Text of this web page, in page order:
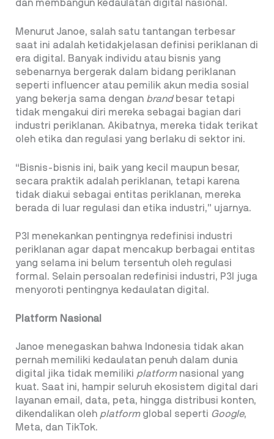
dan membangun kedaulatan digital nasional.
Menurut Janoe, salah satu tantangan terbesar
saat ini adalah ketidakjelasan definisi periklanan di
era digital. Banyak individu atau bisnis yang
sebenarnya bergerak dalam bidang periklanan
seperti influencer atau pemilik akun media sosial
yang bekerja sama dengan brand besar tetapi
tidak mengakui diri mereka sebagai bagian dari
industri periklanan. Akibatnya, mereka tidak terikat
oleh etika dan regulasi yang berlaku di sektor ini.
“Bisnis-bisnis ini, baik yang kecil maupun besar,
secara praktik adalah periklanan, tetapi karena
tidak diakui sebagai entitas periklanan, mereka
berada di luar regulasi dan etika industri,” ujarnya.
P3I menekankan pentingnya redefinisi industri
periklanan agar dapat mencakup berbagai entitas
yang selama ini belum tersentuh oleh regulasi
formal. Selain persoalan redefinisi industri, P3I juga
menyoroti pentingnya kedaulatan digital.
Platform Nasional
Janoe menegaskan bahwa Indonesia tidak akan
pernah memiliki kedaulatan penuh dalam dunia
digital jika tidak memiliki platform nasional yang
kuat. Saat ini, hampir seluruh ekosistem digital dari
layanan email, data, peta, hingga distribusi konten,
dikendalikan oleh platform global seperti Google,
Meta, dan TikTok.